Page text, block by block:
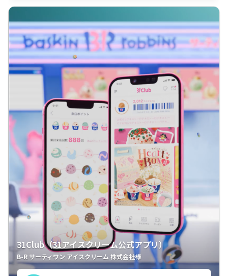
31Club（31アイスクリーム公式アプリ）
B-R サーティワン アイスクリーム 株式会社様